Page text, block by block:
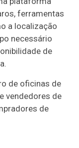
ferramentas
a localização
necessário
de
de oficinas de
vendedores de
de